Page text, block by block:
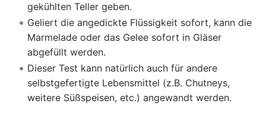
gekühlten Teller geben.
Geliert die angedickte Flüssigkeit sofort, kann die
Marmelade oder das Gelee sofort in Gläser
abgefüllt werden.
Dieser Test kann natürlich auch für andere
selbstgefertigte Lebensmittel (z.B. Chutneys,
weitere Süßspeisen, etc.) angewandt werden.